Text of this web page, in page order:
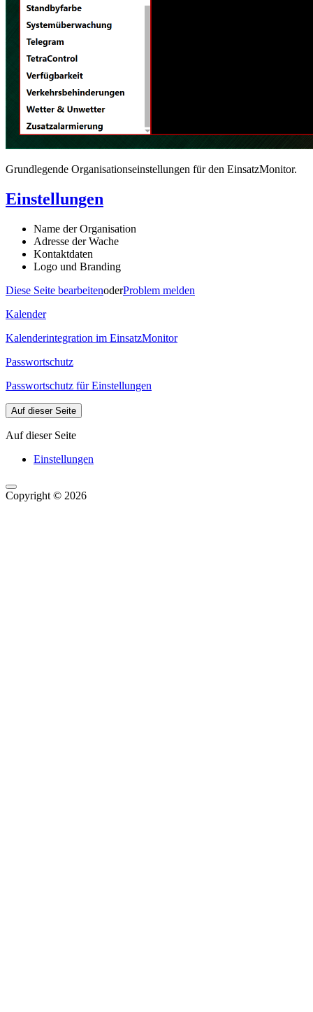
Grundlegende Organisationseinstellungen für den EinsatzMonitor.
Einstellungen
Name der Organisation
Adresse der Wache
Kontaktdaten
Logo und Branding
Diese Seite bearbeitenoderProblem melden
Kalender
Kalenderintegration im EinsatzMonitor
Passwortschutz
Passwortschutz für Einstellungen
Auf dieser Seite
Auf dieser Seite
Einstellungen
Copyright © 2026